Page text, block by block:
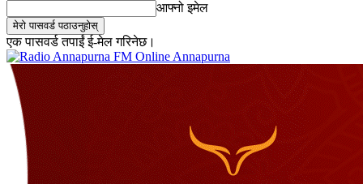
आफ्नो इमेल
एक पासवर्ड तपाईं ई-मेल गरिनेछ।
Online Annapurna